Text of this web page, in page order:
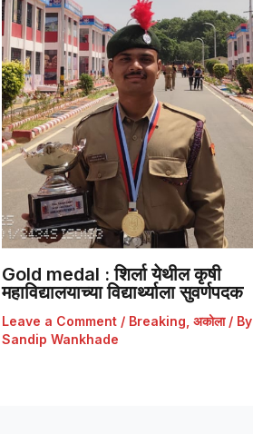
Gold medal : शिर्ला येथील कृषी
महाविद्यालयाच्या विद्यार्थ्याला सुवर्णपदक
Leave a Comment / Breaking अकोला/ By
Sandip Wankhade